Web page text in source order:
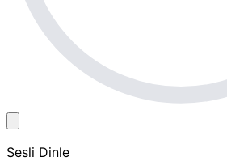
Sesli Dinle